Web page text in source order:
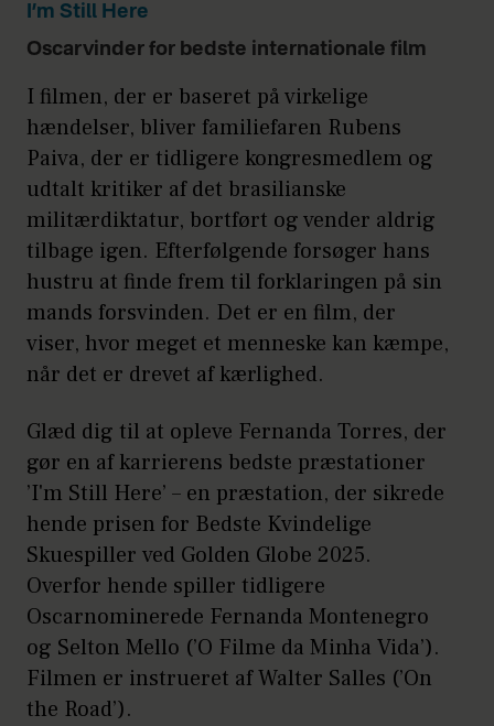
I’m Still Here
Oscarvinder for bedste internationale film
I filmen, der er baseret på virkelige
hændelser, bliver familiefaren Rubens
Paiva, der er tidligere kongresmedlem og
udtalt kritiker af det brasilianske
militærdiktatur, bortført og vender aldrig
tilbage igen. Efterfølgende forsøger hans
hustru at finde frem til forklaringen på sin
mands forsvinden. Det er en film, der
viser, hvor meget et menneske kan kæmpe,
når det er drevet af kærlighed.
Glæd dig til at opleve Fernanda Torres, der
gør en af karrierens bedste præstationer
’I'm Still Here’ – en præstation, der sikrede
hende prisen for Bedste Kvindelige
Skuespiller ved Golden Globe 2025.
Overfor hende spiller tidligere
Oscarnominerede Fernanda Montenegro
og Selton Mello (’O Filme da Minha Vida’).
Filmen er instrueret af Walter Salles (’On
the Road’).